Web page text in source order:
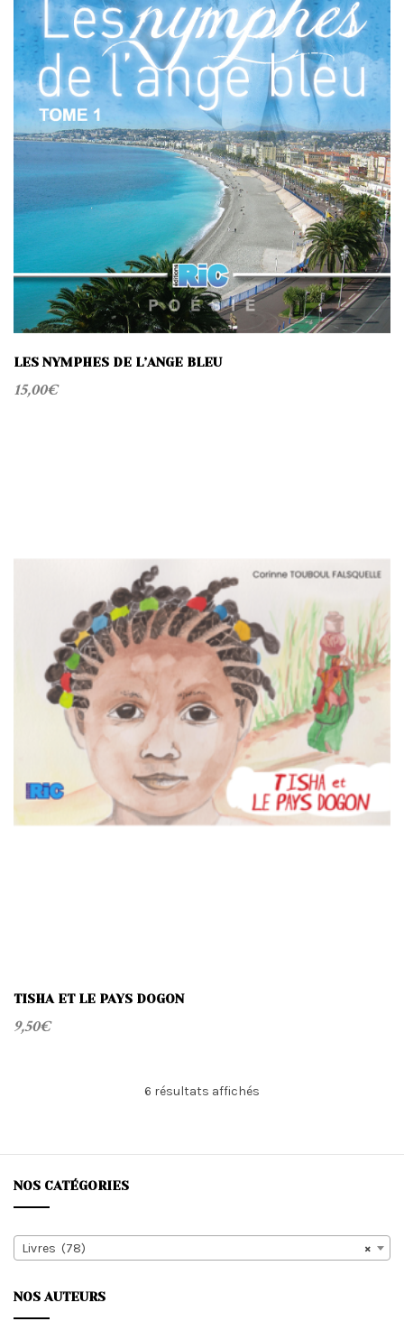
LES NYMPHES DE L’ANGE BLEU
15,00€
TISHA ET LE PAYS DOGON
9,50€
6 résultats affichés
au
NOS CATÉGORIES
×
Livres (78)
NOS AUTEURS